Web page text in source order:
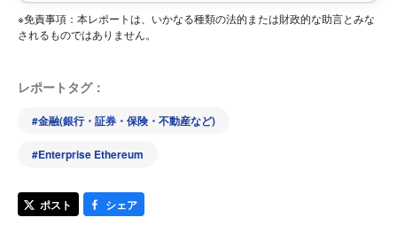
※免責事項：本レポートは、いかなる種類の法的または財政的な助言とみな
されるものではありません。
レポートタグ：
#金融(銀行・証券・保険・不動産など)
#Enterprise Ethereum
ポスト シェア